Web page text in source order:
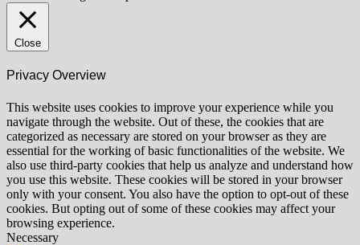
Close
Privacy Overview
This website uses cookies to improve your experience while you
navigate through the website. Out of these, the cookies that are
categorized as necessary are stored on your browser as they are
essential for the working of basic functionalities of the website. We
also use third-party cookies that help us analyze and understand how
you use this website. These cookies will be stored in your browser
only with your consent. You also have the option to opt-out of these
cookies. But opting out of some of these cookies may affect your
browsing experience.
Necessary